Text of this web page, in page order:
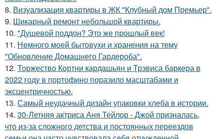
8. Визуализация квартиры в ЖК "Клубный дом Премьер".
9. Шикарный ремонт небольшой квартиры.
10. "Душевой поддон? Это же прошлый век!
11. Немного моей бытовухи и хранения на тему
"Обновление Домашнего Гардероба".
12. Торжество Кортни кардашьян и Трэвиса баркера в
2022 году в портофино поразило масштабами и
эксцентричностью.
13. Самый неудачный дизайн упаковки хлеба в истории.
14. 30-Летняя актриса Аня Тейлор - Джой призналась,
что из-за сложного детства и постоянных переездов